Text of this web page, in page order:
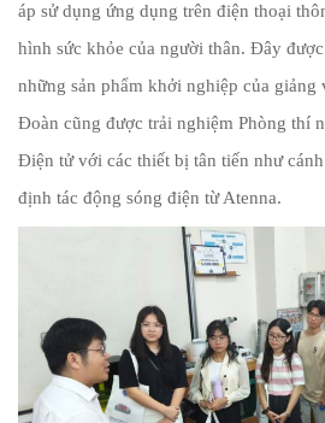
áp sử dụng ứng dụng trên điện thoại
hình sức khỏe của người thân. Đây
những sản phẩm khởi nghiệp của
Đoàn cũng được trải nghiệm Phòng thí
Điện tử với các thiết bị tân tiến như
định tác động sóng điện từ Atenna.